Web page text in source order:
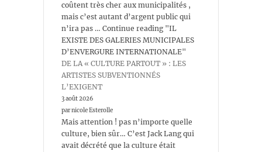
coûtent très cher aux municipalités ,
mais c’est autant d’argent public qui
n’ira pas … Continue reading "IL
EXISTE DES GALERIES MUNICIPALES
D’ENVERGURE INTERNATIONALE"
DE LA « CULTURE PARTOUT » : LES
ARTISTES SUBVENTIONNÉS
L’EXIGENT
3 août 2026
par nicole Esterolle
Mais attention ! pas n’importe quelle
culture, bien sûr… C’est Jack Lang qui
avait décrété que la culture était